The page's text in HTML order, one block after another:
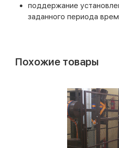
поддержание
заданного периода
Похожие товары